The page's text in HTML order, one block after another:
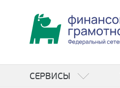
СЕРВИСЫ